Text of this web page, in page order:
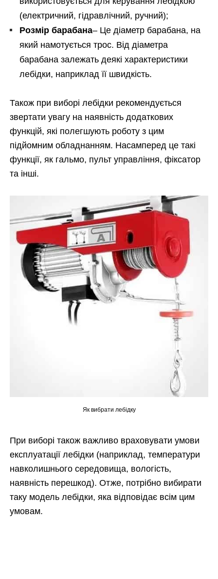
(електричний, гідравлічний, ручний);
Розмір барабана– Це діаметр барабана, на
який намотується трос. Від діаметра
барабана залежать деякі характеристики
лебідки, наприклад її швидкість.
Також при виборі лебідки рекомендується
звертати увагу на наявність додаткових
функцій, які полегшують роботу з цим
підйомним обладнанням. Насамперед це такі
функції, як гальмо, пульт управління, фіксатор
та інші.
Як вибрати лебідку
При виборі також важливо враховувати умови
експлуатації лебідки (наприклад, температури
навколишнього середовища, вологість,
наявність перешкод). Отже, потрібно вибирати
таку модель лебідки, яка відповідає всім цим
умовам.